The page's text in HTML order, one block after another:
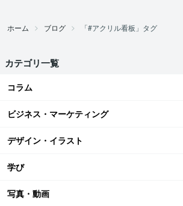
ホーム ブログ 「#アクリル看板」タグ
カテゴリ一覧
コラム
ビジネス・マーケティング
デザイン・イラスト
学び
写真・動画